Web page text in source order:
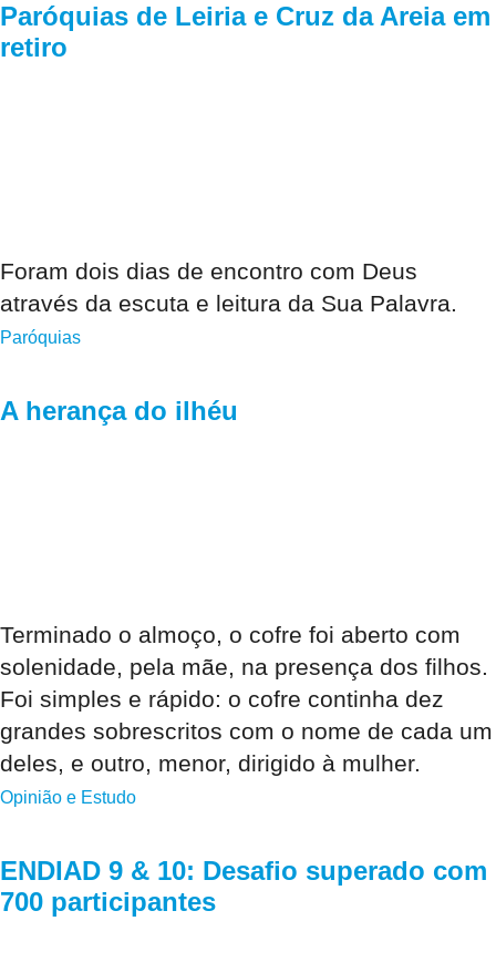
Paróquias de Leiria e Cruz da Areia em
retiro
Foram dois dias de encontro com Deus
através da escuta e leitura da Sua Palavra.
Paróquias
A herança do ilhéu
Terminado o almoço, o cofre foi aberto com
solenidade, pela mãe, na presença dos filhos.
Foi simples e rápido: o cofre continha dez
grandes sobrescritos com o nome de cada um
deles, e outro, menor, dirigido à mulher.
Opinião e Estudo
ENDIAD 9 & 10: Desafio superado com
700 participantes